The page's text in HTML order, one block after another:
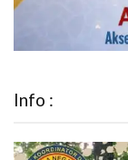
Info :